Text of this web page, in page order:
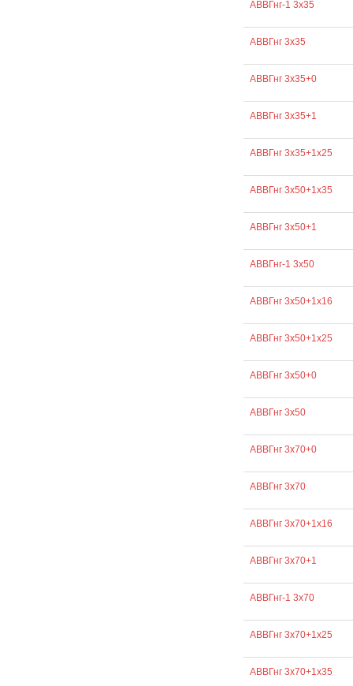
АВВГнг-1 3х35
АВВГнг 3х35
АВВГнг 3х35+0
АВВГнг 3х35+1
АВВГнг 3х35+1х25
АВВГнг 3х50+1х35
АВВГнг 3х50+1
АВВГнг-1 3х50
АВВГнг 3х50+1х16
АВВГнг 3х50+1х25
АВВГнг 3х50+0
АВВГнг 3х50
АВВГнг 3х70+0
АВВГнг 3х70
АВВГнг 3х70+1х16
АВВГнг 3х70+1
АВВГнг-1 3х70
АВВГнг 3х70+1х25
АВВГнг 3х70+1х35